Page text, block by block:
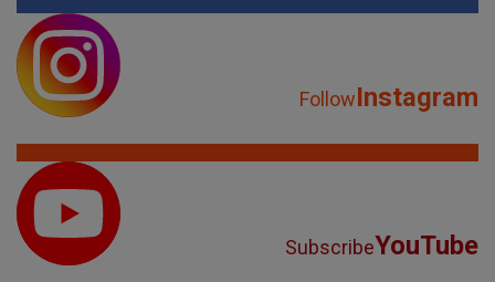
FollowInstagram
SubscribeYouTube